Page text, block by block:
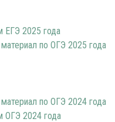
ЕГЭ 2025 года
по ОГЭ 2025 года
по ОГЭ 2024 года
ОГЭ 2024 года